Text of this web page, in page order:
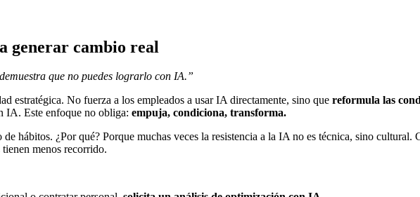
generar cambio real
que no puedes lograrlo con IA.”
estratégica. No fuerza a los empleados a usar IA directamente, sino que reformula las
IA. Este enfoque no obliga: empuja, condiciona, transforma.
hábitos. ¿Por qué? Porque muchas veces la resistencia a la IA no es técnica, sino
menos recorrido.